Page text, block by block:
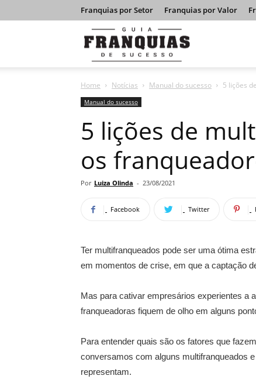
Franquias por Setor Franquias por Valor
Franquias
de
Home Notícias Manual do sucesso 5 lições
Manual do sucesso
5 lições de
os
Por Luiza Olinda - 23/08/2021
Facebook Twitter
Ter multifranqueados pode ser uma ótima
em momentos de crise, em que a captação
Mas para cativar empresários experientes a
franqueadoras fiquem de olho em alguns
Para entender quais são os fatores que
conversamos com alguns multifranqueados
representam.